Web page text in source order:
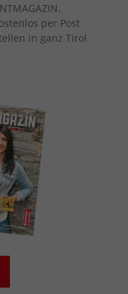
per Post
in ganz Tirol